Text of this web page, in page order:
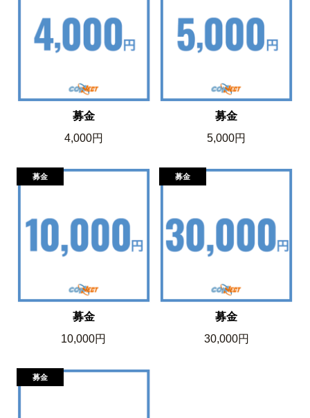
募金
4,000円
募金
5,000円
募金
10,000円
募金
30,000円